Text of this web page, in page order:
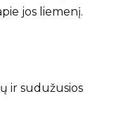
jos liemenį.
ir sudužusios